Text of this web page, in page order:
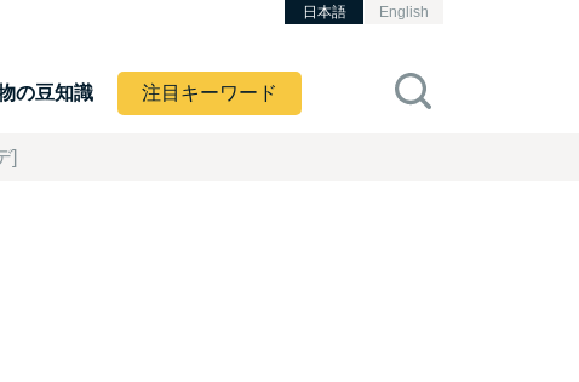
日本語 English
の豆知識 注目キーワード
]